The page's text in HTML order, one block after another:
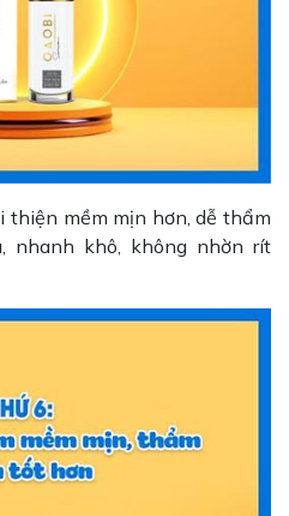
thiện mềm mịn hơn, dễ thẩm
nhanh khô, không nhờn rít